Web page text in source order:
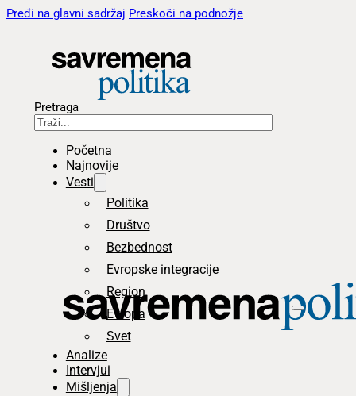
Pređi na glavni sadržaj Preskoči na podnožje
Pretraga
Početna
Najnovije
Vesti
Politika
Društvo
Bezbednost
Evropske integracije
Region
Evropa
Svet
Analize
Intervjui
Mišljenja